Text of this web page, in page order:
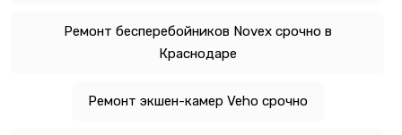
Ремонт бесперебойников Novex срочно в
Краснодаре
Ремонт экшен-камер Veho срочно